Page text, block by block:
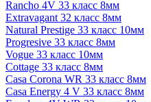
Rancho 4V 33 класс 8мм
Extravagant 32 класс 8мм
Natural Prestige 33 класс 10мм
Progresive 33 класс 8мм
Vogue 33 класс 10мм
Cottage 33 класс 8мм
Casa Corona WR 33 класс 8мм
Casa Energy 4 V 33 класс 8мм